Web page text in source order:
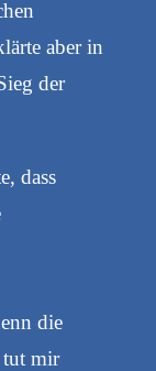
aber in
der
dass
die
mir